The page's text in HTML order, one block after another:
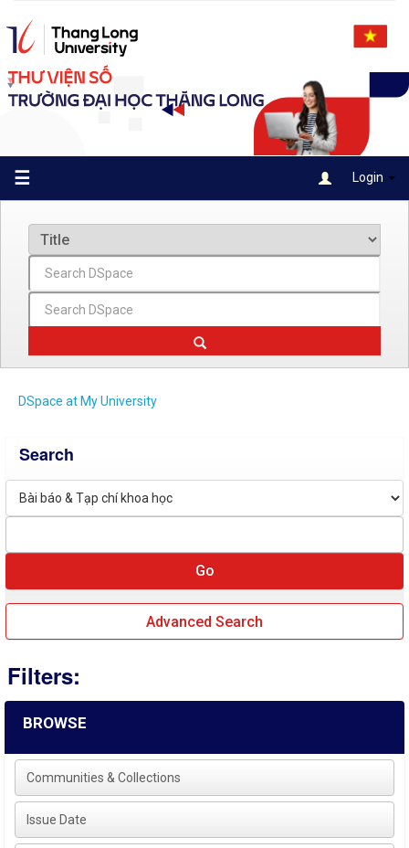
navigation
☰ Login
DSpace at My University
Search
Advanced Search
Filters:
BROWSE
Communities & Collections
Issue Date